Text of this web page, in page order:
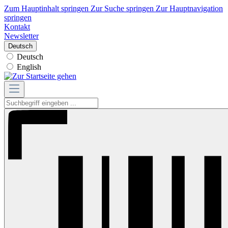
Zum Hauptinhalt springen Zur Suche springen Zur Hauptnavigation
springen
Kontakt
Newsletter
Deutsch
Deutsch
English